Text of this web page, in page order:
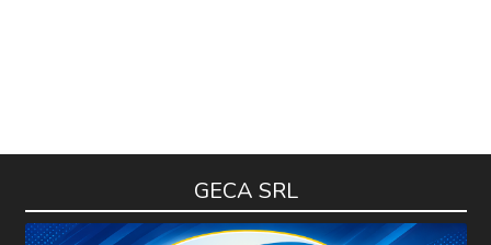
GECA SRL